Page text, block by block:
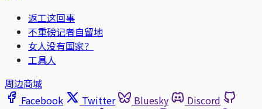
返工这回事
不重磅记者自留地
女人没有国家？
工具人
周边商城
Facebook
Twitter Bluesky
Discord